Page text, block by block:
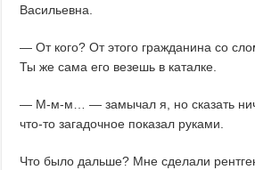
Васильевна.
— От кого? От этого гражданина со
Ты же сама его везешь в каталке.
— М-м-м… — замычал я, но сказать
что-то загадочное показал руками.
Что было дальше? Мне сделали